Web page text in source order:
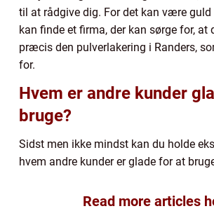
til at rådgive dig. For det kan være
kan finde et firma, der kan sørge for, at
præcis den pulverlakering i Randers,
for.
Hvem er andre kunder
bruge?
Sidst men ikke mindst kan du holde
hvem andre kunder er glade for at
Read more articles